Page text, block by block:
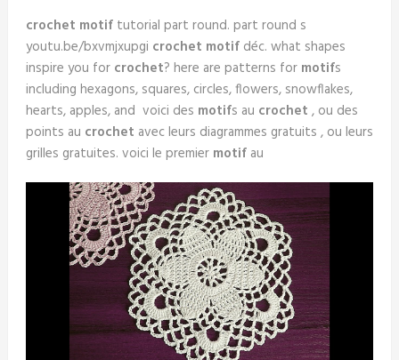
crochet motiftutorial part round. part round s
youtu.be/bxvmjxupgi crochet motifdéc. what shapes
inspire you for crochet? here are patterns for motifs
including hexagons, squares, circles, flowers, snowflakes,
hearts, apples, and voici des motifs au crochet , ou des
points au crochet avec leurs diagrammes gratuits , ou leurs
grilles gratuites. voici le premier motifau